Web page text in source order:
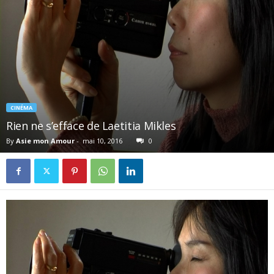
CINÉMA
Rien ne s’efface de Laetitia Mikles
By Asie mon Amour - mai 10, 2016 0